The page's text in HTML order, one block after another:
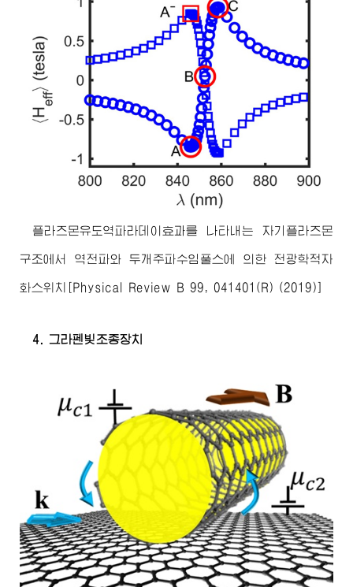
플라즈몬유도역파라데이효과를 나타내는 자기플라즈몬
구조에서 역전파와 두개주파수임풀스에 의한 전광학적자
화스위치[Physical Review B 99, 041401(R) (2019)]
4. 그라펜빛조종장치